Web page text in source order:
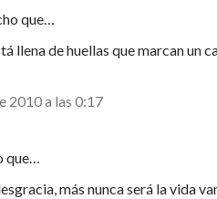
que…
llena de huellas que marcan un
2010 a las 0:17
que…
más nunca será la vida